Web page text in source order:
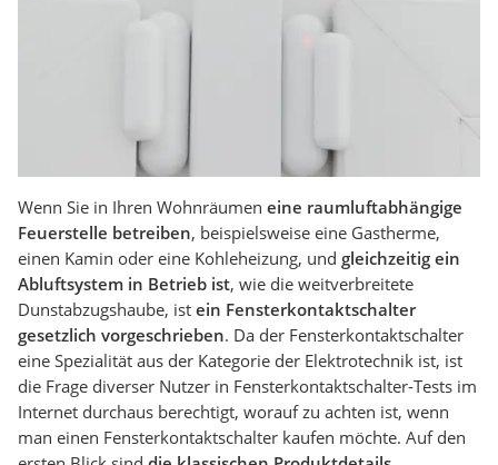
Wenn Sie in Ihren Wohnräumen eine raumluftabhängige
Feuerstelle betreiben, beispielsweise eine Gastherme,
einen Kamin oder eine Kohleheizung, und gleichzeitig ein
Abluftsystem in Betrieb ist, wie die weitverbreitete
Dunstabzugshaube, ist ein Fensterkontaktschalter
gesetzlich vorgeschrieben. Da der Fensterkontaktschalter
eine Spezialität aus der Kategorie der Elektrotechnik ist, ist
die Frage diverser Nutzer in Fensterkontaktschalter-Tests im
Internet durchaus berechtigt, worauf zu achten ist, wenn
man einen Fensterkontaktschalter kaufen möchte. Auf den